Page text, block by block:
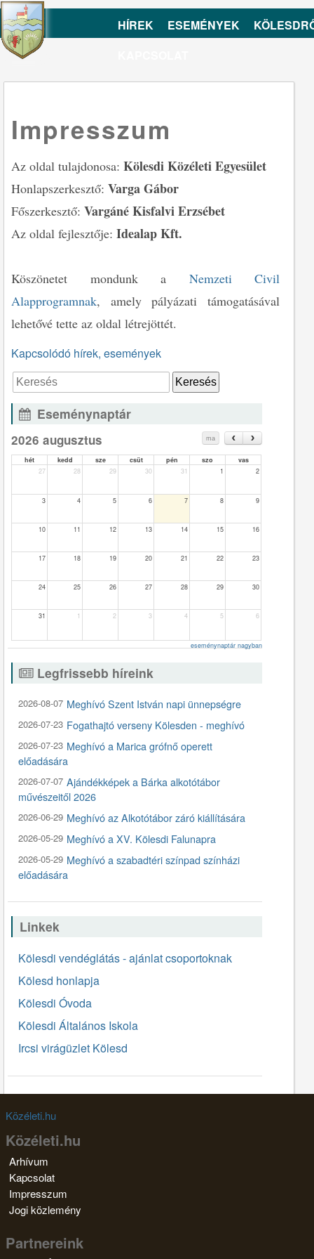
HÍREK ESEMÉNYEK
Impresszum
Az oldal tulajdonosa: Kölesdi Közéleti Egyesület
Honlapszerkesztő: Varga Gábor
Főszerkesztő: Vargáné Kisfalvi Erzsébet
Az oldal fejlesztője: Idealap Kft.
Köszönetet mondunk a Nemzeti Civil
Alapprogramnak, amely pályázati támogatásával
lehetővé tette az oldal létrejöttét.
Kapcsolódó hírek, események
Eseménynaptár
2026 augusztus ma
hét kedd sze csüt pén szo
vas
27
28 29 30 31 1 2
3 4 5 6 7 8 9
10 11 12 13 14 15 16
17 18 19 20 21 22 23
24 25 26 27 28 29 30
31 1 2 3 4 5 6
eseménynaptár nagyban
Legfrissebb híreink
2026-08-07 Meghívó Szent István napi ünnepségre
2026-07-23 Fogathajtó verseny Kölesden - meghívó
2026-07-23 Meghívó a Marica grófnő operett
előadására
2026-07-07 Ajándékképek a Bárka alkotótábor
művészeitől 2026
2026-06-29 Meghívó az Alkotótábor záró kiállítására
2026-05-29 Meghívó a XV. Kölesdi Falunapra
2026-05-29 Meghívó a szabadtéri színpad színházi
előadására
Linkek
Kölesdi vendéglátás - ajánlat csoportoknak
Kölesd honlapja
Kölesdi Óvoda
Kölesdi Általános Iskola
Ircsi virágüzlet Kölesd
Közéleti.hu
Közéleti.hu
Arhívum
Kapcsolat
Impresszum
Jogi közlemény
Partnereink